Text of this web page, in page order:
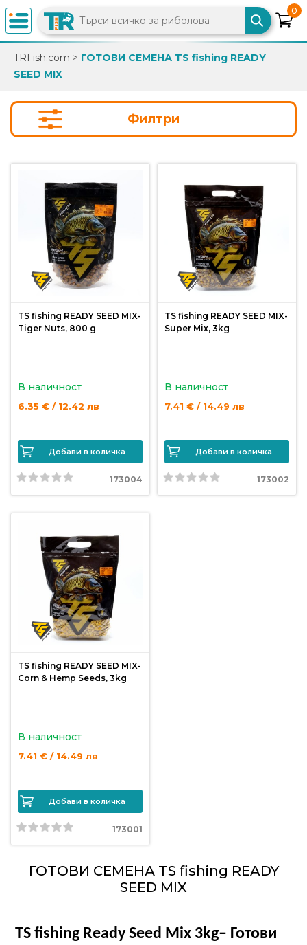
×
0882
086
Регистрация
Промоции
продукти
Макари
Въдици
риболов
Влакна
риболов
Куки
за
Дрехи
за
Къмпинг
0
TRFish.com > ГОТОВИ СЕМЕНА TS fishing READY
SEED MIX
Филтри
TS fishing READY SEED MIX-
Tiger Nuts, 800 g
В наличност
6.35 € / 12.42 лв
Добави в количка
173004
TS fishing READY SEED MIX-
Super Mix, 3kg
В наличност
7.41 € / 14.49 лв
Добави в количка
173002
TS fishing READY SEED MIX-
Corn & Hemp Seeds, 3kg
В наличност
7.41 € / 14.49 лв
Добави в количка
173001
ГОТОВИ СЕМЕНА TS fishing READY
SEED MIX
TS fishing Ready Seed Mix 3kg– Готови